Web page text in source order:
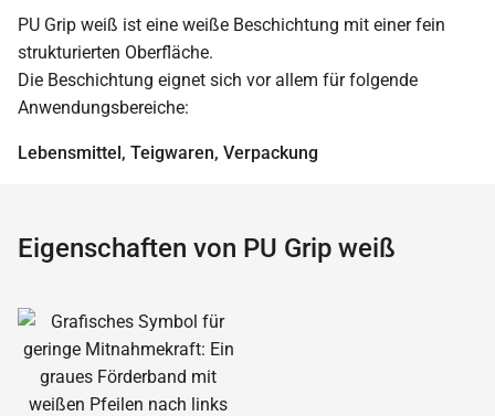
PU Grip weiß ist eine weiße Beschichtung mit einer fein
strukturierten Oberfläche.
Die Beschichtung eignet sich vor allem für folgende
Anwendungsbereiche:
Lebensmittel, Teigwaren, Verpackung
Eigenschaften von PU Grip weiß